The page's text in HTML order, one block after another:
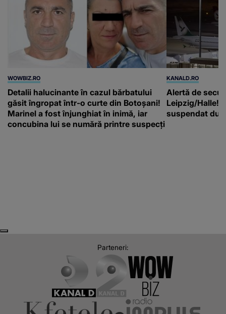
WOWBIZ.RO
Detalii halucinante în cazul bărbatului
găsit îngropat într-o curte din Botoșani!
Marinel a fost înjunghiat în inimă, iar
concubina lui se numără printre suspecți
KANALD.RO
Alertă de
Leipzig/Halle!
suspendat
Parteneri: